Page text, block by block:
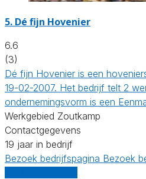
5. Dé fijn Hovenier
6.6
(3)
Dé fijn Hovenier is een
19-02-2007. Het bedrijf telt 2
ondernemingsvorm is een
Werkgebied Zoutkamp
Contactgegevens
19 jaar in bedrijf
Bezoek bedrijfspagina Bezoek